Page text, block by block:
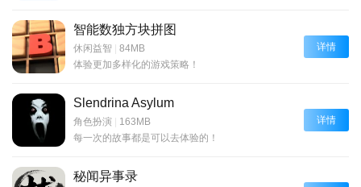
智能数独方块拼图
休闲益智
84MB
体验更加多样化的游戏策略！
详情
Slendrina Asylum
角色扮演
163MB
每一次的故事都是可以去体验的！
详情
秘闻异事录